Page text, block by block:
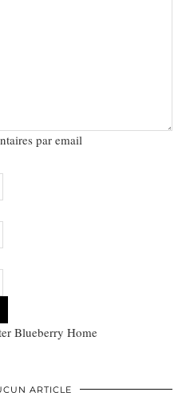
par email
Blueberry Home
ARTICLE